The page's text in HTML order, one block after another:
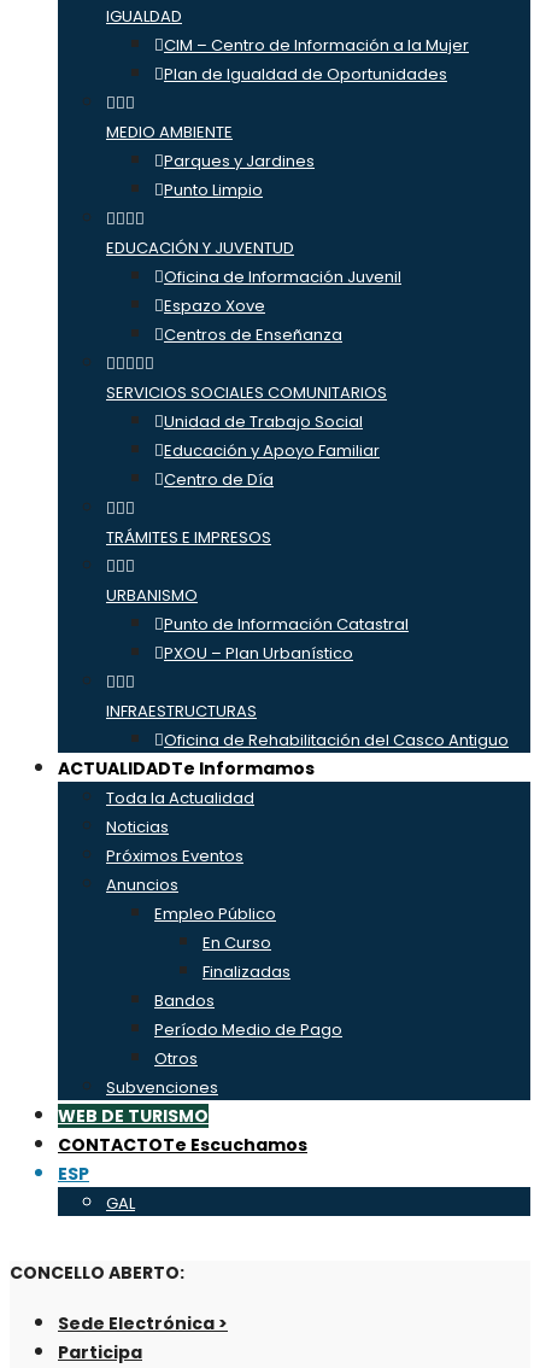
IGUALDAD
CIM – Centro de Información a la Mujer
Plan de Igualdad de Oportunidades
MEDIO AMBIENTE
Parques y Jardines
Punto Limpio
EDUCACIÓN Y JUVENTUD
Oficina de Información Juvenil
Espazo Xove
Centros de Enseñanza
SERVICIOS SOCIALES COMUNITARIOS
Unidad de Trabajo Social
Educación y Apoyo Familiar
Centro de Día
TRÁMITES E IMPRESOS
URBANISMO
Punto de Información Catastral
PXOU – Plan Urbanístico
INFRAESTRUCTURAS
Oficina de Rehabilitación del Casco Antiguo
ACTUALIDADTe Informamos
Toda la Actualidad
Noticias
Próximos Eventos
Anuncios
Empleo Público
En Curso
Finalizadas
Bandos
Período Medio de Pago
Otros
Subvenciones
WEB DE TURISMO
CONTACTOTe Escuchamos
ESP
GAL
CONCELLO ABERTO:
Sede Electrónica >
Participa